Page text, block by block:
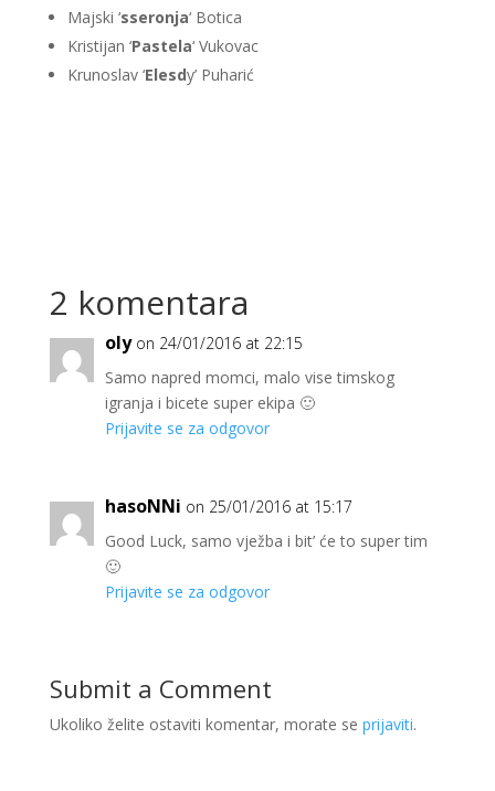
Majski ‘sseronja‘ Botica
Kristijan ‘Pastela‘ Vukovac
Krunoslav ‘Elesdy’ Puharić
2 komentara
oly on 24/01/2016 at 22:15
Samo napred momci, malo vise timskog
igranja i bicete super ekipa 🙂
Prijavite se za odgovor
hasoNNi on 25/01/2016 at 15:17
Good Luck, samo vježba i bit’ će to super tim
🙂
Prijavite se za odgovor
Submit a Comment
Ukoliko želite ostaviti komentar, morate se prijaviti.